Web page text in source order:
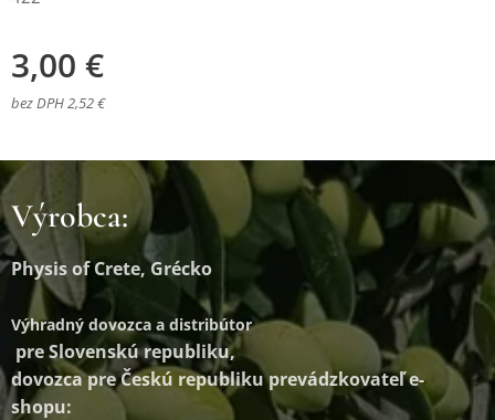
3,00 €
bez DPH 2,52 €
Výrobca:
Physis of Crete, Grécko
Výhradný dovozca a distribútor
pre Slovenskú republiku,
dovozca pre Českú republiku prevádzkovateľ e-
shopu: